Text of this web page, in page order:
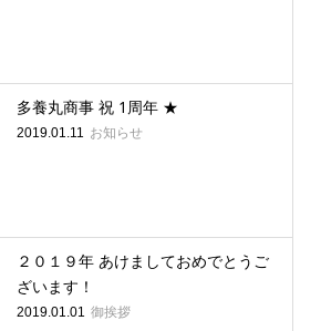
多養丸商事 祝 1周年 ★
2019.01.11 お知らせ
２０１９年 あけましておめでとうご
ざいます！
2019.01.01 御挨拶